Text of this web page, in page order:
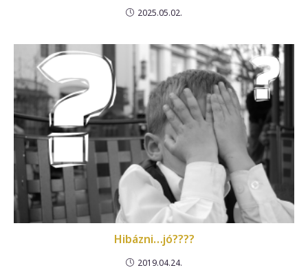
2025.05.02.
Hibázni…jó????
2019.04.24.